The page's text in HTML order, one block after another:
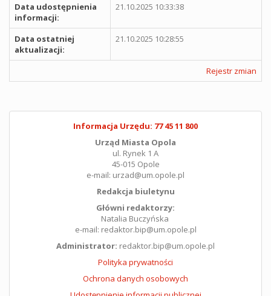
Data udostępnienia
informacji:
21.10.2025 10:33:38
Data ostatniej
aktualizacji:
21.10.2025 10:28:55
Rejestr zmian
Informacja Urzędu: 77 45 11 800
Urząd Miasta Opola
ul. Rynek 1 A
45-015 Opole
e-mail: urzad@um.opole.pl
Redakcja biuletynu
Główni redaktorzy:
Natalia Buczyńska
e-mail: redaktor.bip@um.opole.pl
Administrator: redaktor.bip@um.opole.pl
Polityka prywatności
Ochrona danych osobowych